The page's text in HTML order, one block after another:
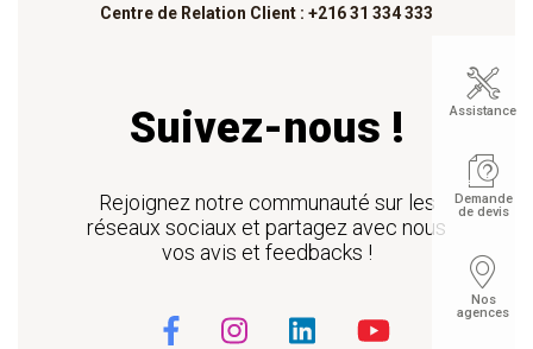
Centre de Relation Client : +216 31 334 333
Suivez-nous !
Rejoignez notre communauté sur les
réseaux sociaux et partagez avec nous
vos avis et feedbacks !
Assistance
Demande
de devis
Nos
agences